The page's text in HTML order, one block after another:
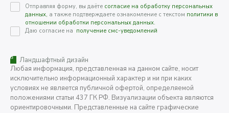
Отправляя форму, вы даёте согласие на обработку персональных
данных, а также подтверждаете ознакомление с текстом политики в
отношении обработки персональных данных.
Даю согласие на получение смс-уведомлений
Ландшафтный дизайн
Любая информация, представленная на данном сайте, носит
исключительно информационный характер и ни при каких
условиях не является публичной офертой, определяемой
положениями статьи 437 ГК РФ. Визуализации объекта являются
ориентировочными. Представленные на сайте графические